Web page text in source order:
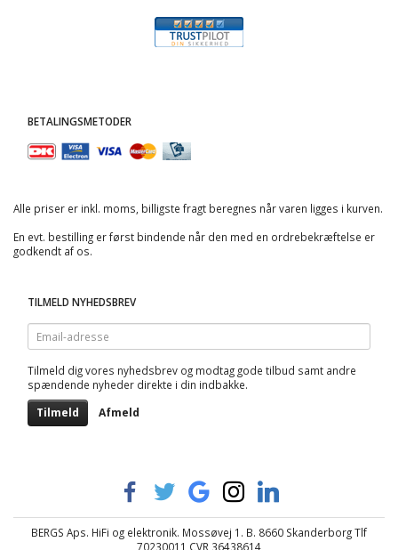
BETALINGSMETODER
Alle priser er inkl. moms, billigste fragt beregnes når varen ligges i kurven.
En evt. bestilling er først bindende når den med en ordrebekræftelse er
godkendt af os.
TILMELD NYHEDSBREV
Email-
adresse
Tilmeld dig vores nyhedsbrev og modtag gode tilbud samt andre
spændende nyheder direkte i din indbakke.
Tilmeld Afmeld
BERGS Aps. HiFi og elektronik. Mossøvej 1. B. 8660 Skanderborg Tlf
70230011 CVR 36438614